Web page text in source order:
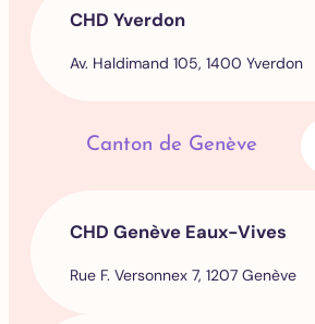
CHD Yverdon
Av. Haldimand 105, 1400 Yverdon
Canton de Genève
CHD Genève Eaux-Vives
Rue F. Versonnex 7, 1207 Genève